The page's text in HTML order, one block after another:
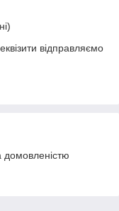
відправляємо
домовленістю